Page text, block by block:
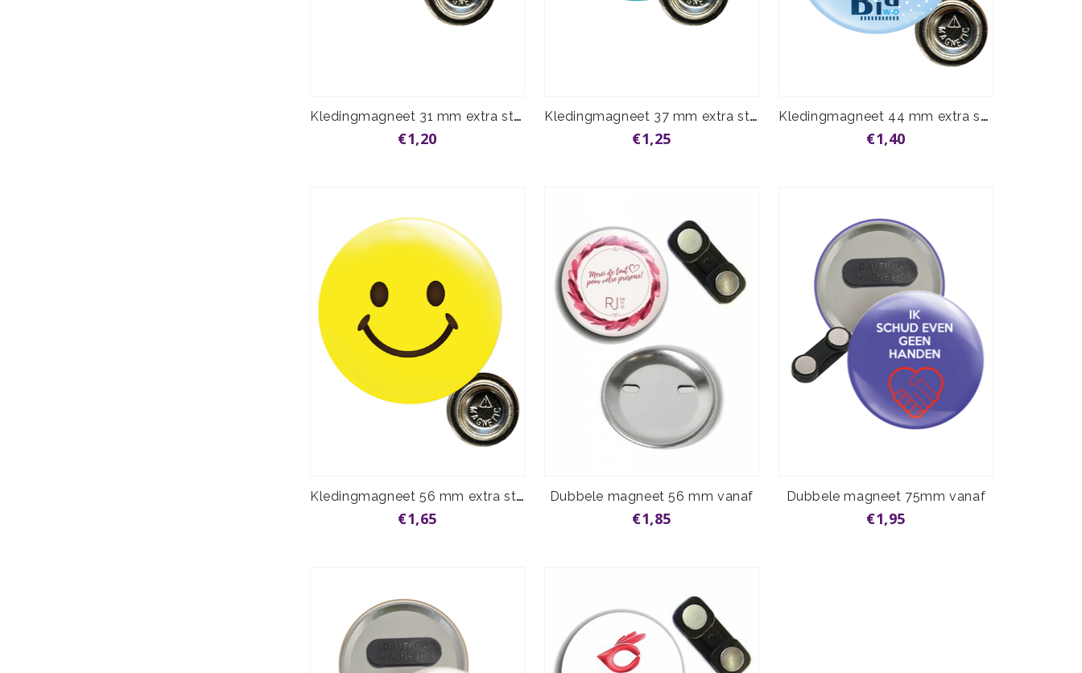
Kledingmagneet 31 mm extra sterk
€1,20
Kledingmagneet 37 mm extra sterk
€1,25
Kledingmagneet 44 mm extra sterk
€1,40
Kledingmagneet 56 mm extra sterk
€1,65
Dubbele magneet 56 mm vanaf
€1,85
Dubbele magneet 75mm vanaf
€1,95